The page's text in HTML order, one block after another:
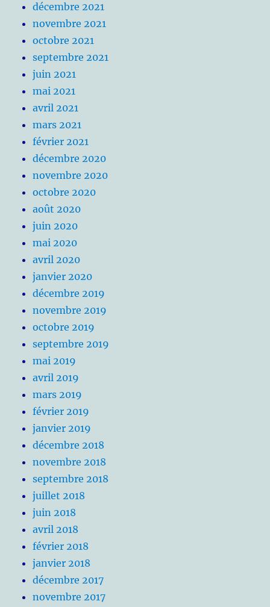
décembre 2021
novembre 2021
octobre 2021
septembre 2021
juin 2021
mai 2021
avril 2021
mars 2021
février 2021
décembre 2020
novembre 2020
octobre 2020
août 2020
juin 2020
mai 2020
avril 2020
janvier 2020
décembre 2019
novembre 2019
octobre 2019
septembre 2019
mai 2019
avril 2019
mars 2019
février 2019
janvier 2019
décembre 2018
novembre 2018
septembre 2018
juillet 2018
juin 2018
avril 2018
février 2018
janvier 2018
décembre 2017
novembre 2017